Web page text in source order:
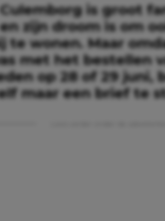
is groot
zijn droom is om
te wonen. Maar
met het bestellen
op 28 of 29 juni,
maar een brief te